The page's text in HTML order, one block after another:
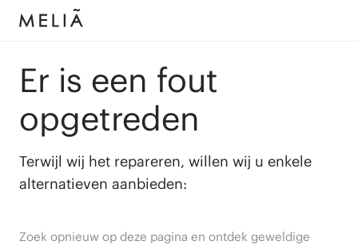
Er is een fout
opgetreden
Terwijl wij het repareren, willen wij u enkele
alternatieven aanbieden:
Zoek opnieuw op deze pagina en ontdek geweldige